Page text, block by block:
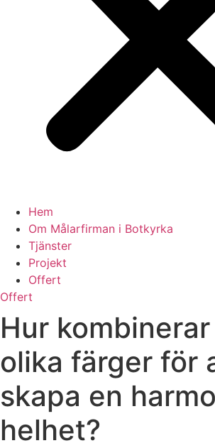
Hem
Om Målarfirman i Botkyrka
Tjänster
Projekt
Offert
Offert
Hur
olika färger för
skapa en
helhet?